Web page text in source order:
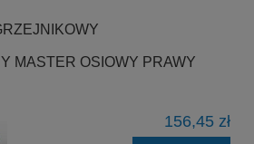
MASTER OSIOWY PRAWY
156,45 zł